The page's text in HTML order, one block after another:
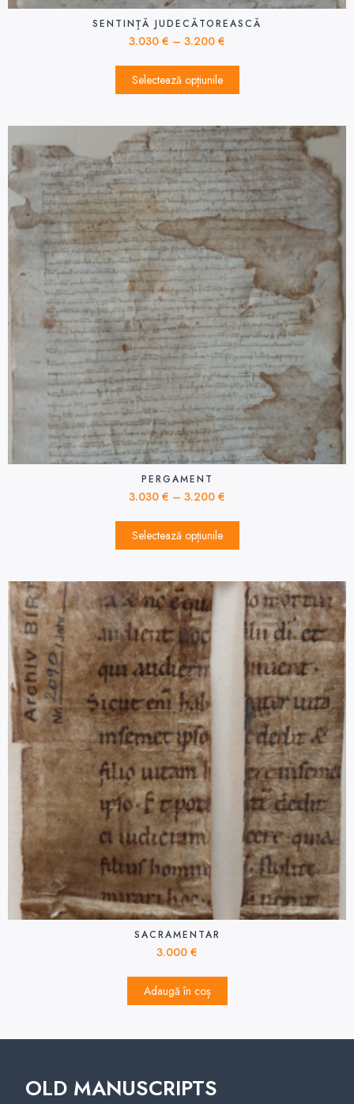
SENTINȚĂ JUDECĂTOREASCĂ
3.030 € – 3.200 €
Selectează opțiunile
PERGAMENT
3.030 € – 3.200 €
Selectează opțiunile
SACRAMENTAR
3.000 €
Adaugă în coș
OLD MANUSCRIPTS